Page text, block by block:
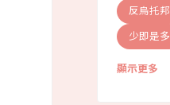
反烏托邦
少即是多
顯示更多